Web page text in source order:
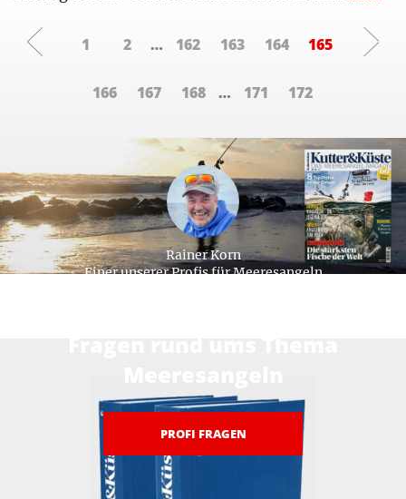
1 2 … 162 163 164 165
166 167 168 … 171 172
Rainer Korn
Einer unserer Profis für Meeresangeln
PROFI FRAGEN